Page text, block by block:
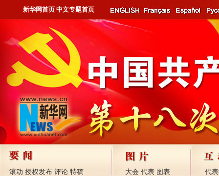
新华网首页 中文专题首页
滚动 授权发布 评论 特稿 大会 代表 图表 代